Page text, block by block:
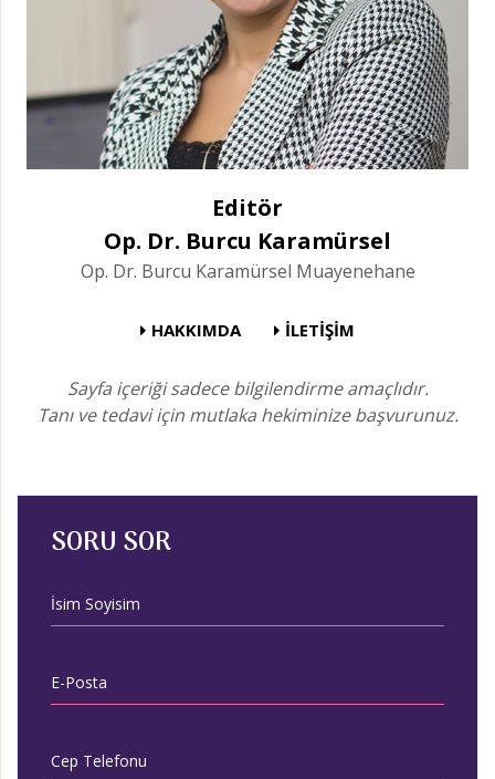
Editör
Op. Dr. Burcu Karamürsel
Op. Dr. Burcu Karamürsel Muayenehane
HAKKIMDA İLETİŞİM
Sayfa içeriği sadece bilgilendirme amaçlıdır.
Tanı ve tedavi için mutlaka hekiminize başvurunuz.
SORU SOR
İsim Soyisim
E-Posta
Cep Telefonu